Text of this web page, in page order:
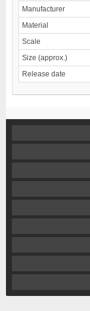
Manufacturer
Material
Scale
Size (approx.)
Release date